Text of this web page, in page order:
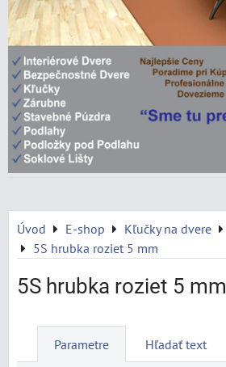
Úvod E-shop Kľučky na dvere
5S hrubka roziet 5 mm
5S hrubka roziet 5 mm
Parametre Hľadať text